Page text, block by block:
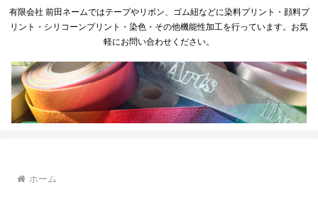
有限会社 前田ネームではテープやリボン、ゴム紐などに染料プリント・顔料プ
リント・シリコーンプリント・染色・その他機能性加工を行っています。お気
軽にお問い合わせください。
ホーム